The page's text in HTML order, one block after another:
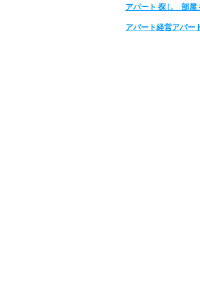
アパート 探し 部屋
アパート経営アパー